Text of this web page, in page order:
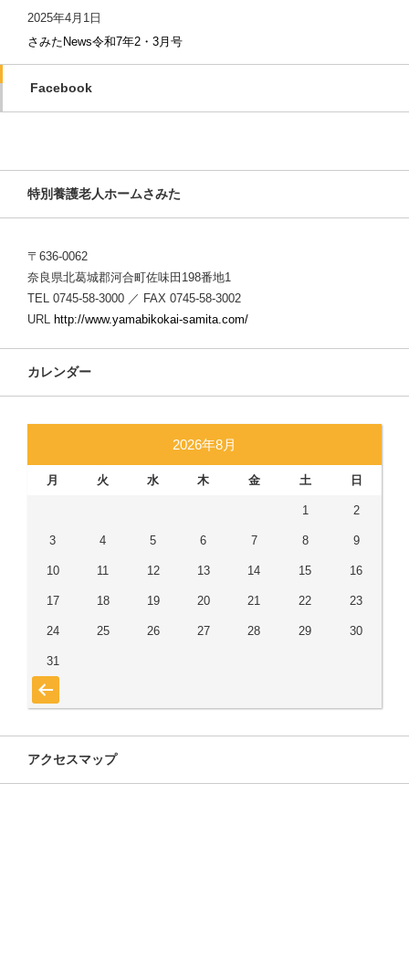
2025年4月1日
さみたNews令和7年2・3月号
Facebook
特別養護老人ホームさみた
〒636-0062
奈良県北葛城郡河合町佐味田198番地1
TEL 0745-58-3000 ／ FAX 0745-58-3002
URL
http://www.yamabikokai-samita.com/
カレンダー
2026年8月
月 火 水 木 金 土 日
1 2
3 4 5 6 7 8 9
10 11 12 13 14 15 16
17 18 19 20 21 22 23
24 25 26 27 28 29 30
31
« 7月
アクセスマップ